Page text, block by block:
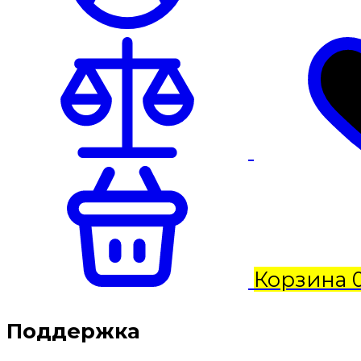
Корзина
Поддержка